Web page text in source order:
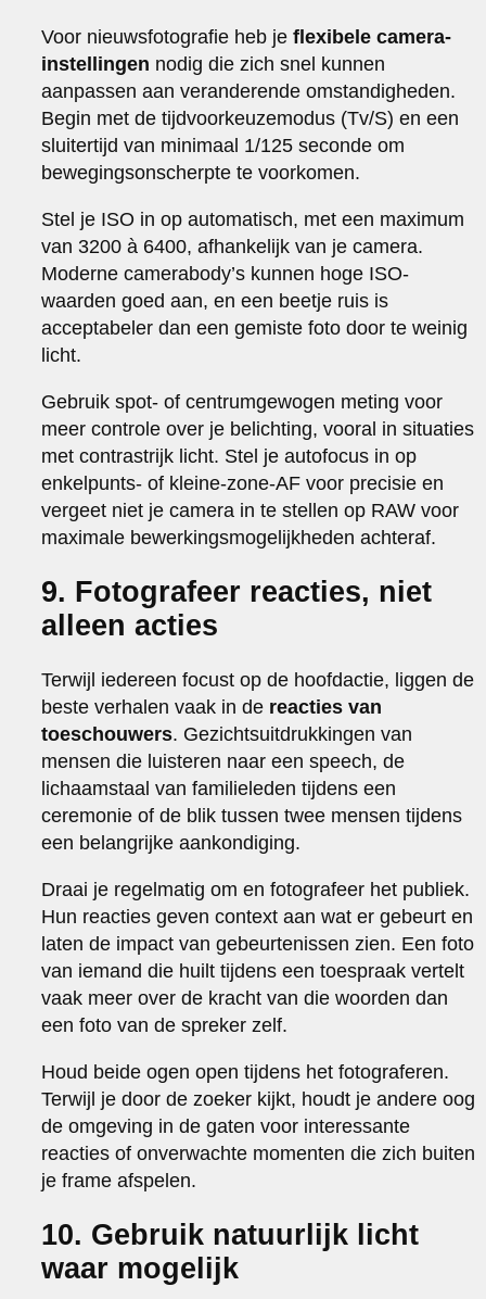
Voor nieuwsfotografie heb jeflexibele camera-
instellingen nodig die zich snel kunnen
aanpassen aan veranderende omstandigheden.
Begin met de tijdvoorkeuzemodus (Tv/S) en een
sluitertijd van minimaal 1/125 seconde om
bewegingsonscherpte te voorkomen.
Stel je ISO in op automatisch, met een maximum
van 3200 à 6400, afhankelijk van je camera.
Moderne camerabody’s kunnen hoge ISO-
waarden goed aan, en een beetje ruis is
acceptabeler dan een gemiste foto door te weinig
licht.
Gebruik spot- of centrumgewogen meting voor
meer controle over je belichting, vooral in situaties
met contrastrijk licht. Stel je autofocus in op
enkelpunts- of kleine-zone-AF voor precisie en
vergeet niet je camera in te stellen op RAW voor
maximale bewerkingsmogelijkheden achteraf.
9. Fotografeer reacties, niet
alleen acties
Terwijl iedereen focust op de hoofdactie, liggen de
beste verhalen vaak in de reacties van
toeschouwers. Gezichtsuitdrukkingen van
mensen die luisteren naar een speech, de
lichaamstaal van familieleden tijdens een
ceremonie of de blik tussen twee mensen tijdens
een belangrijke aankondiging.
Draai je regelmatig om en fotografeer het publiek.
Hun reacties geven context aan wat er gebeurt en
laten de impact van gebeurtenissen zien. Een foto
van iemand die huilt tijdens een toespraak vertelt
vaak meer over de kracht van die woorden dan
een foto van de spreker zelf.
Houd beide ogen open tijdens het fotograferen.
Terwijl je door de zoeker kijkt, houdt je andere oog
de omgeving in de gaten voor interessante
reacties of onverwachte momenten die zich buiten
je frame afspelen.
10. Gebruik natuurlijk licht
waar mogelijk